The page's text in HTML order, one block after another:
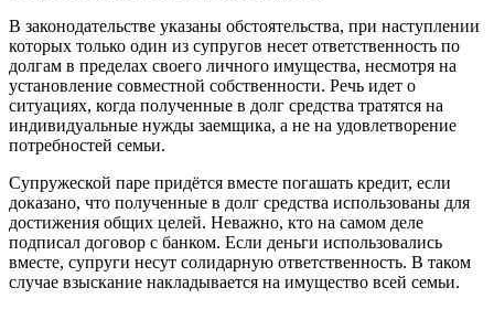
В законодательстве указаны обстоятельства, при наступлении
которых только один из супругов несет ответственность по
долгам в пределах своего личного имущества, несмотря на
установление совместной собственности. Речь идет о
ситуациях, когда полученные в долг средства тратятся на
индивидуальные нужды заемщика, а не на удовлетворение
потребностей семьи.
Супружеской паре придётся вместе погашать кредит, если
доказано, что полученные в долг средства использованы для
достижения общих целей. Неважно, кто на самом деле
подписал договор с банком. Если деньги использовались
вместе, супруги несут солидарную ответственность. В таком
случае взыскание накладывается на имущество всей семьи.